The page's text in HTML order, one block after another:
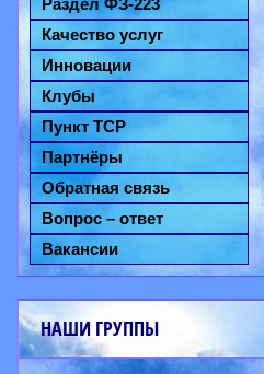
Раздел ФЗ-223
Качество услуг
Инновации
Клубы
Пункт ТСР
Партнёры
Обратная связь
Вопрос – ответ
Вакансии
НАШИ ГРУППЫ